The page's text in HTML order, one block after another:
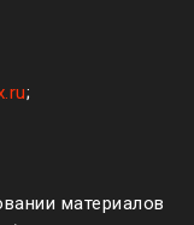
;
материалов